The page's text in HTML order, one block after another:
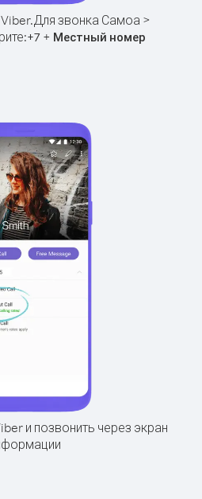
Для звонка Самоа >
+7 + Местный номер
и позвонить через экран